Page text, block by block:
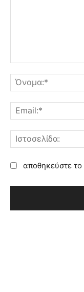
ι
:
αποθηκεύστε